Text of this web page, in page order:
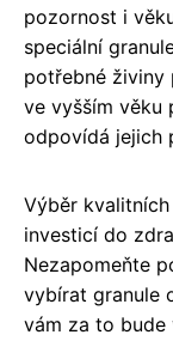
pozornost i
speciální
potřebné živiny
ve vyšším věku
odpovídá jejich
Výběr
investicí do
Nezapomeňte
vybírat granule
vám za to bude